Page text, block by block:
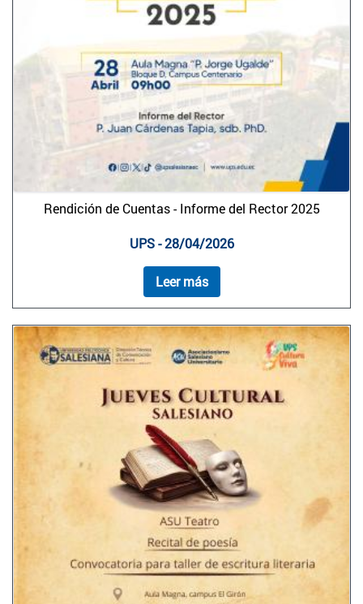
Rendición de Cuentas - Informe del Rector 2025
UPS - 28/04/2026
Leer más